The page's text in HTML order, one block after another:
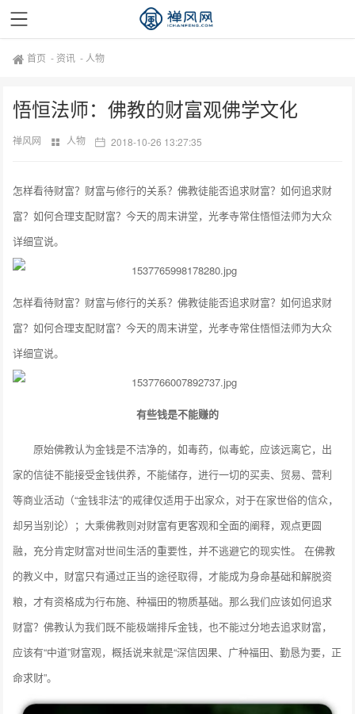
首页 - 资讯 - 人物
悟恒法师：佛教的财富观佛学文化
禅风网 人物 2018-10-26 13:27:35
怎样看待财富？财富与修行的关系？佛教徒能否追求财富？如何追求财
富？如何合理支配财富？今天的周末讲堂，光孝寺常住悟恒法师为大众
详细宣说。
怎样看待财富？财富与修行的关系？佛教徒能否追求财富？如何追求财
富？如何合理支配财富？今天的周末讲堂，光孝寺常住悟恒法师为大众
详细宣说。
有些钱是不能赚的
原始佛教认为金钱是不洁净的，如毒药，似毒蛇，应该远离它，出
家的信徒不能接受金钱供养，不能储存，进行一切的买卖、贸易、营利
等商业活动（“金钱非法”的戒律仅适用于出家众，对于在家世俗的信众，
却另当别论）；大乘佛教则对财富有更客观和全面的阐释，观点更圆
融，充分肯定财富对世间生活的重要性，并不逃避它的现实性。 在佛教
的教义中，财富只有通过正当的途径取得，才能成为身命基础和解脱资
粮，才有资格成为行布施、种福田的物质基础。那么我们应该如何追求
财富？佛教认为我们既不能极端排斥金钱，也不能过分地去追求财富，
应该有“中道”财富观，概括说来就是“深信因果、广种福田、勤恳为要，正
命求财”。